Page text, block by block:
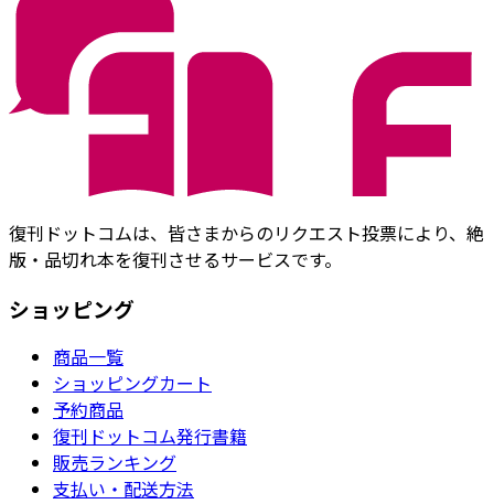
復刊ドットコムは、皆さまからのリクエスト投票により、絶
版・品切れ本を復刊させるサービスです。
ショッピング
商品一覧
ショッピングカート
予約商品
復刊ドットコム発行書籍
販売ランキング
支払い・配送方法